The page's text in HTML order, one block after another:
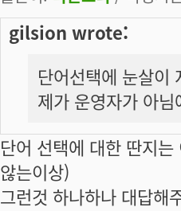
gilsion wrote:
단어선택에 눈살이
제가 운영자가 아
단어 선택에 대한 딴지
않는이상)
그런것 하나하나 대답해